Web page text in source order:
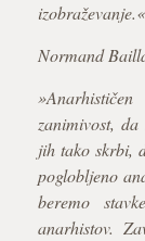
izobraževanje.«
Normand
zanimivost,
jih tako skrbi,
poglobljeno
beremo
anarhistov.